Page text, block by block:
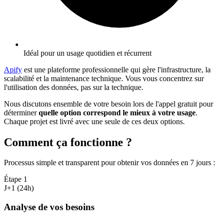
Idéal pour un usage quotidien et récurrent
Apify est une plateforme professionnelle qui gère l'infrastructure, la
scalabilité et la maintenance technique. Vous vous concentrez sur
l'utilisation des données, pas sur la technique.
Nous discutons ensemble de votre besoin lors de l'appel gratuit pour
déterminerquelle option correspond le mieux à votre usage.
Chaque projet est livré avec une seule de ces deux options.
Comment ça fonctionne ?
Processus simple et transparent pour obtenir vos données en 7 jours :
Étape 1
J+1 (24h)
Analyse de vos besoins